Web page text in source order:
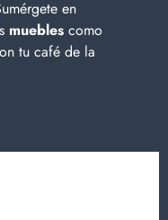
en
muebles como
tu café de la